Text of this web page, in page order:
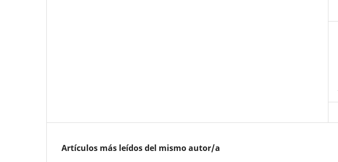
Artículos más leídos del mismo autor/a